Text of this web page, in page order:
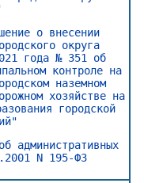
о внесении
округа
года № 351 об
контроле на
наземном
хозяйстве на
городской
административных
N 195-ФЗ